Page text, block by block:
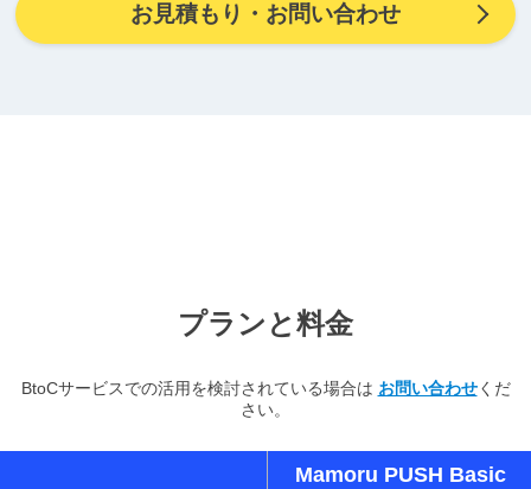
お見積もり・お問い合わせ
プランと料金
BtoCサービスでの活用を検討されている場合は お問い合わせくだ
さい。
Mamoru PUSH Basic